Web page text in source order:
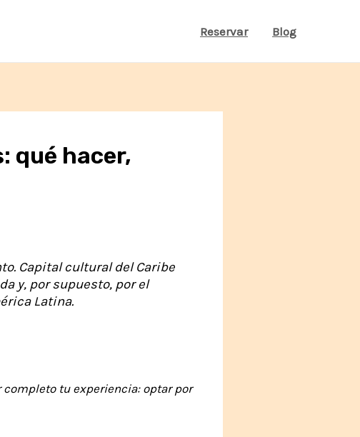
Reservar Blog
qué hacer,
Capital cultural del Caribe
y, por supuesto, por el
Latina.
tu experiencia: optar por